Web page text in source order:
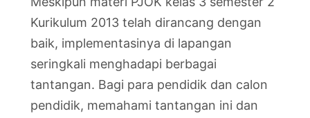
Kurikulum 2013 telah dirancang dengan
baik, implementasinya di lapangan
seringkali menghadapi berbagai
tantangan. Bagi para pendidik dan calon
pendidik, memahami tantangan ini dan